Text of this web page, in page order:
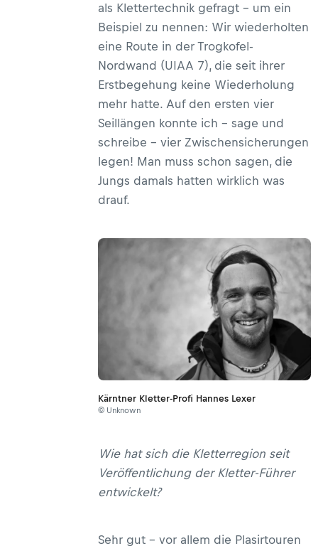
als Klettertechnik gefragt – um ein
Beispiel zu nennen: Wir wiederholten
eine Route in der Trogkofel-
Nordwand (UIAA 7), die seit ihrer
Erstbegehung keine Wiederholung
mehr hatte. Auf den ersten vier
Seillängen konnte ich – sage und
schreibe - vier Zwischensicherungen
legen! Man muss schon sagen, die
Jungs damals hatten wirklich was
drauf.
Kärntner Kletter-Profi Hannes Lexer
© Unknown
Wie hat sich die Kletterregion seit
Veröffentlichung der Kletter-Führer
entwickelt?
Sehr gut – vor allem die Plasirtouren